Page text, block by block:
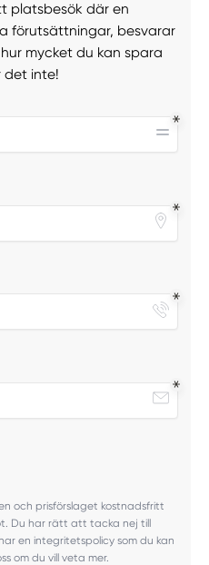
platsbesök där en
förutsättningar, besvarar
mycket du kan spara
det inte!
och prisförslaget kostnadsfritt
Du har rätt att tacka nej till
en integritetspolicy som du kan
om du vill veta mer.